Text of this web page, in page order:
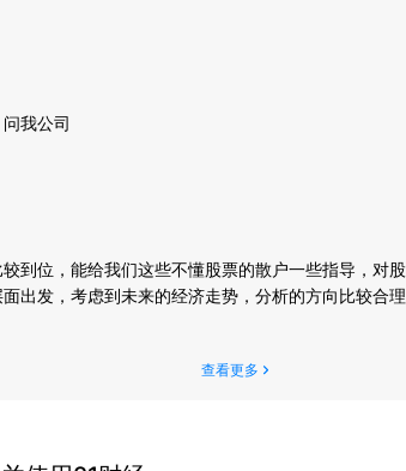
我公司
到位，能给我们这些不懂股票的散户一些指导，对
出发，考虑到未来的经济走势，分析的方向比较合理
查看更多